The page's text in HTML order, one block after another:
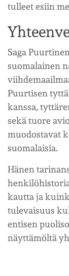
tulleet esiin
Saga
suomalainen
Puurtisen
kanssa,
sekä tuore
muodostavat
suomalaisia.
Hänen
kautta ja
tulevaisuus
entisen
näyttämöltä